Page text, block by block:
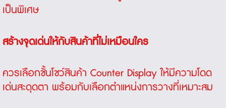
เป็นพิเศษ
สร้างจุดเด่นให้กับสินค้าที่ไม่เหมือนใคร
ควรเลือกชั้นโชว์สินค้า Counter Displayให้มีความโดด
เด่นสะดุดตา พร้อมกับเลือกตำแหน่งการวางที่เหมาะสม